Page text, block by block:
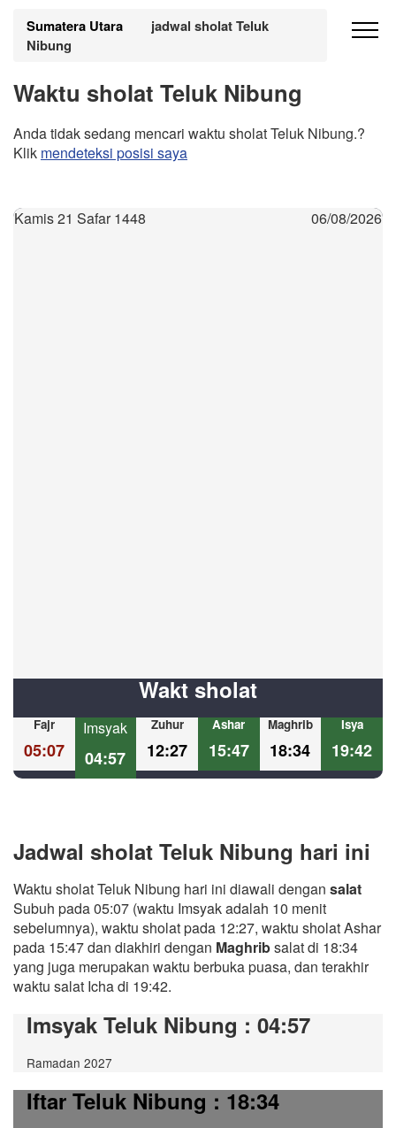
Sumatera Utara
jadwal sholat Teluk
Nibung
Waktu sholat Teluk Nibung
Anda tidak sedang mencari waktu sholat Teluk Nibung.?
Klik mendeteksi posisi saya
Kamis 21 Safar 1448 06/08/2026
Wakt sholat
Fajr
05:07
Imsyak
04:57
Zuhur
12:27
Ashar
15:47
Maghrib
18:34
Isya
19:42
Jadwal sholat Teluk Nibung hari ini
Waktu sholat Teluk Nibung hari ini diawali dengan salat
Subuh pada 05:07 (waktu Imsyak adalah 10 menit
sebelumnya), waktu sholat pada 12:27, waktu sholat Ashar
pada 15:47 dan diakhiri dengan Maghribsalat di 18:34
yang juga merupakan waktu berbuka puasa, dan terakhir
waktu salat Icha di 19:42.
Imsyak Teluk Nibung : 04:57
Ramadan 2027
Iftar Teluk Nibung: 18:34